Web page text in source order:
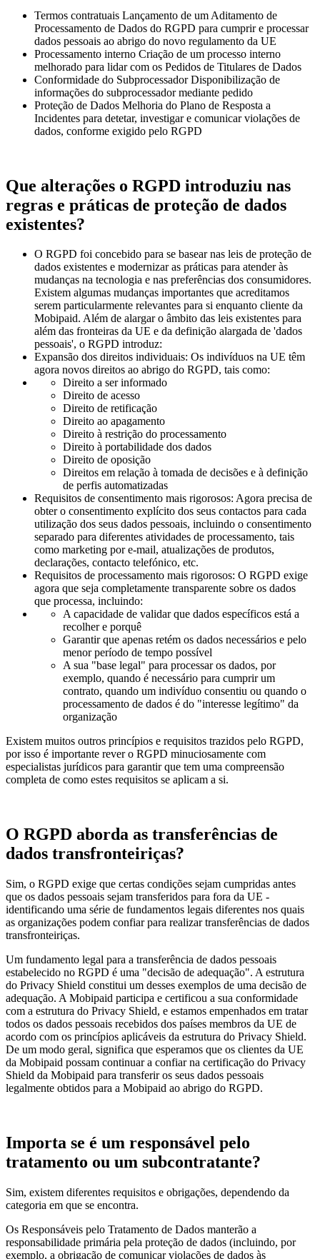
Termos contratuais Lançamento de um Aditamento de
Processamento de Dados do RGPD para cumprir e processar
dados pessoais ao abrigo do novo regulamento da UE
Processamento interno Criação de um processo interno
melhorado para lidar com os Pedidos de Titulares de Dados
Conformidade do Subprocessador Disponibilização de
informações do subprocessador mediante pedido
Proteção de Dados Melhoria do Plano de Resposta a
Incidentes para detetar, investigar e comunicar violações de
dados, conforme exigido pelo RGPD
Que alterações o RGPD introduziu nas
regras e práticas de proteção de dados
existentes?
O RGPD foi concebido para se basear nas leis de proteção de
dados existentes e modernizar as práticas para atender às
mudanças na tecnologia e nas preferências dos consumidores.
Existem algumas mudanças importantes que acreditamos
serem particularmente relevantes para si enquanto cliente da
Mobipaid. Além de alargar o âmbito das leis existentes para
além das fronteiras da UE e da definição alargada de 'dados
pessoais', o RGPD introduz:
Expansão dos direitos individuais: Os indivíduos na UE têm
agora novos direitos ao abrigo do RGPD, tais como:
Direito a ser informado
Direito de acesso
Direito de retificação
Direito ao apagamento
Direito à restrição do processamento
Direito à portabilidade dos dados
Direito de oposição
Direitos em relação à tomada de decisões e à definição
de perfis automatizadas
Requisitos de consentimento mais rigorosos: Agora precisa de
obter o consentimento explícito dos seus contactos para cada
utilização dos seus dados pessoais, incluindo o consentimento
separado para diferentes atividades de processamento, tais
como marketing por e-mail, atualizações de produtos,
declarações, contacto telefónico, etc.
Requisitos de processamento mais rigorosos: O RGPD exige
agora que seja completamente transparente sobre os dados
que processa, incluindo:
A capacidade de validar que dados específicos está a
recolher e porquê
Garantir que apenas retém os dados necessários e pelo
menor período de tempo possível
A sua "base legal" para processar os dados, por
exemplo, quando é necessário para cumprir um
contrato, quando um indivíduo consentiu ou quando o
processamento de dados é do "interesse legítimo" da
organização
Existem muitos outros princípios e requisitos trazidos pelo RGPD,
por isso é importante rever o RGPD minuciosamente com
especialistas jurídicos para garantir que tem uma compreensão
completa de como estes requisitos se aplicam a si.
O RGPD aborda as transferências de
dados transfronteiriças?
Sim, o RGPD exige que certas condições sejam cumpridas antes
que os dados pessoais sejam transferidos para fora da UE -
identificando uma série de fundamentos legais diferentes nos quais
as organizações podem confiar para realizar transferências de dados
transfronteiriças.
Um fundamento legal para a transferência de dados pessoais
estabelecido no RGPD é uma "decisão de adequação". A estrutura
do Privacy Shield constitui um desses exemplos de uma decisão de
adequação. A Mobipaid participa e certificou a sua conformidade
com a estrutura do Privacy Shield, e estamos empenhados em tratar
todos os dados pessoais recebidos dos países membros da UE de
acordo com os princípios aplicáveis da estrutura do Privacy Shield.
De um modo geral, significa que esperamos que os clientes da UE
da Mobipaid possam continuar a confiar na certificação do Privacy
Shield da Mobipaid para transferir os seus dados pessoais
legalmente obtidos para a Mobipaid ao abrigo do RGPD.
Importa se é um responsável pelo
tratamento ou um subcontratante?
Sim, existem diferentes requisitos e obrigações, dependendo da
categoria em que se encontra.
Os Responsáveis pelo Tratamento de Dados manterão a
responsabilidade primária pela proteção de dados (incluindo, por
exemplo, a obrigação de comunicar violações de dados às